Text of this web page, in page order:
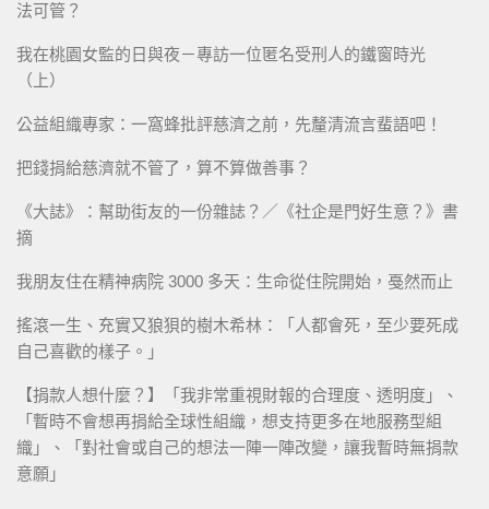
法可管？
我在桃園女監的日與夜－專訪一位匿名受刑人的鐵窗時光
（上）
公益組織專家：一窩蜂批評慈濟之前，先釐清流言蜚語吧！
把錢捐給慈濟就不管了，算不算做善事？
《大誌》：幫助街友的一份雜誌？／《社企是門好生意？》書
摘
我朋友住在精神病院 3000 多天：生命從住院開始，戞然而止
搖滾一生、充實又狼狽的樹木希林：「人都會死，至少要死成
自己喜歡的樣子。」
【捐款人想什麼？】「我非常重視財報的合理度、透明度」、
「暫時不會想再捐給全球性組織，想支持更多在地服務型組
織」、「對社會或自己的想法一陣一陣改變，讓我暫時無捐款
意願」